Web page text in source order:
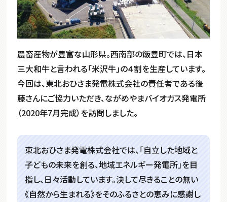
農畜産物が豊富な山形県。西南部の飯豊町では、日本
三大和牛と言われる「米沢牛」の４割を生産しています。
今回は、東北おひさま発電株式会社の責任者である後
藤さんにご協力いただき、ながめやまバイオガス発電所
（2020年7月完成）を訪問しました。
東北おひさま発電株式会社では、「自立した地域と
子どもの未来を創る、地域エネルギー発電所」を目
指し、日々活動しています。決して尽きることの無い
《自然から生まれる》をそのふるさとの恵みに感謝し